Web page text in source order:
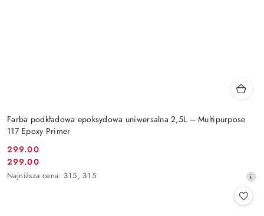
Farba podkładowa epoksydowa uniwersalna 2,5L – Multipurpose
117 Epoxy Primer
Cena
promocyjna:
299.00
Cena
promocyjna:
299.00
Najniższa
Najniższa cena: 315, 315